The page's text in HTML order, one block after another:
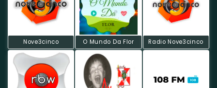
Nove3cinco O Mundo Da Flor Radio Nove3cinco